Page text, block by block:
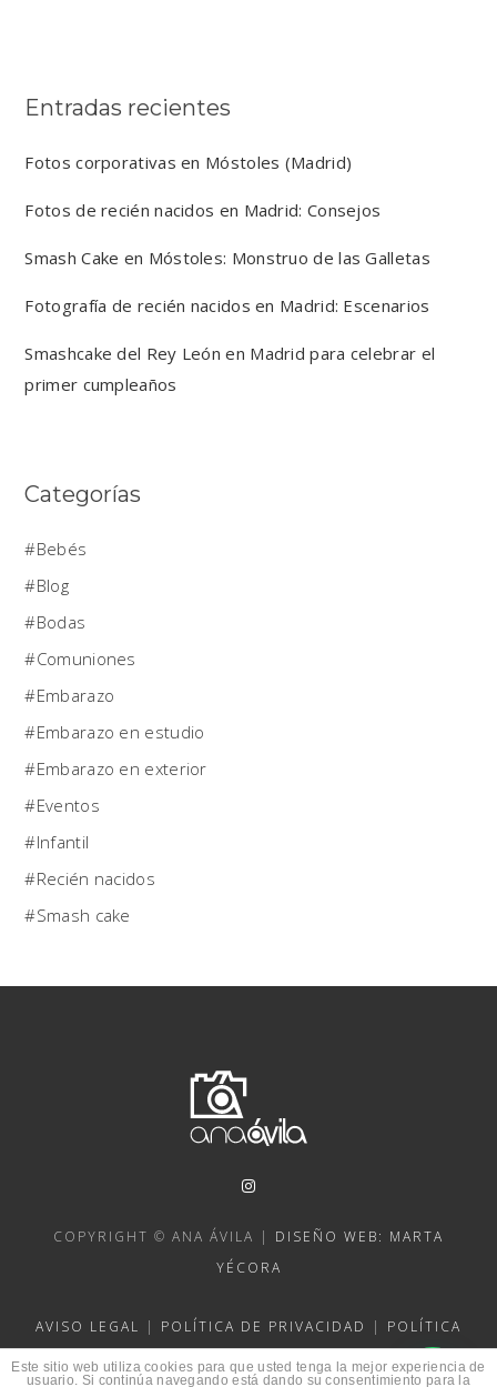
Entradas recientes
Fotos corporativas en Móstoles (Madrid)
Fotos de recién nacidos en Madrid: Consejos
Smash Cake en Móstoles: Monstruo de las Galletas
Fotografía de recién nacidos en Madrid: Escenarios
Smashcake del Rey León en Madrid para celebrar el
primer cumpleaños
Categorías
Bebés
Blog
Bodas
Comuniones
Embarazo
Embarazo en estudio
Embarazo en exterior
Eventos
Infantil
Recién nacidos
Smash cake
COPYRIGHT © ANA ÁVILA | DISEÑO WEB: MARTA
YÉCORA
AVISO LEGAL | POLÍTICA DE PRIVACIDAD | POLÍTICA
DE COOKIES
Este sitio web utiliza cookies para que usted tenga la mejor experiencia de
usuario. Si continúa navegando está dando su consentimiento para la